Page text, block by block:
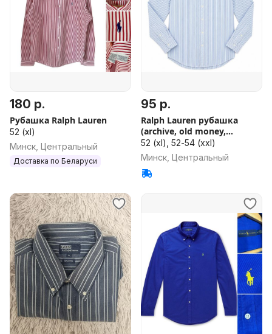
180 р.
Рубашка Ralph Lauren
52 (xl)
Минск, Центральный
Доставка по Беларуси
95 р.
Ralph Lauren рубашка
(archive, old money,
vintage)
52 (xl), 52-54 (xxl)
Минск, Центральный